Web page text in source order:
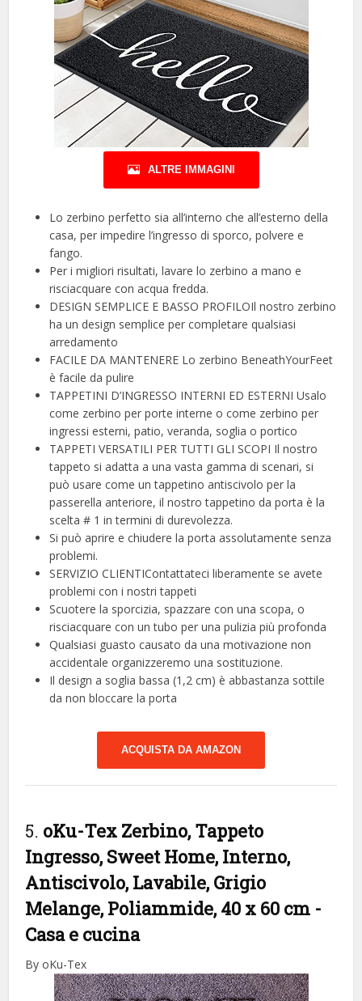
ALTRE IMMAGINI
Lo zerbino perfetto sia all’interno che all’esterno della
casa, per impedire l’ingresso di sporco, polvere e
fango.
Per i migliori risultati, lavare lo zerbino a mano e
risciacquare con acqua fredda.
DESIGN SEMPLICE E BASSO PROFILOIl nostro zerbino
ha un design semplice per completare qualsiasi
arredamento
FACILE DA MANTENERE Lo zerbino BeneathYourFeet
è facile da pulire
TAPPETINI D’INGRESSO INTERNI ED ESTERNI Usalo
come zerbino per porte interne o come zerbino per
ingressi esterni, patio, veranda, soglia o portico
TAPPETI VERSATILI PER TUTTI GLI SCOPI Il nostro
tappeto si adatta a una vasta gamma di scenari, si
può usare come un tappetino antiscivolo per la
passerella anteriore, il nostro tappetino da porta è la
scelta # 1 in termini di durevolezza.
Si può aprire e chiudere la porta assolutamente senza
problemi.
SERVIZIO CLIENTIContattateci liberamente se avete
problemi con i nostri tappeti
Scuotere la sporcizia, spazzare con una scopa, o
risciacquare con un tubo per una pulizia più profonda
Qualsiasi guasto causato da una motivazione non
accidentale organizzeremo una sostituzione.
Il design a soglia bassa (1,2 cm) è abbastanza sottile
da non bloccare la porta
ACQUISTA DA AMAZON
5. oKu-Tex Zerbino, Tappeto
Ingresso, Sweet Home, Interno,
Antiscivolo, Lavabile, Grigio
Melange, Poliammide, 40 x 60 cm -
Casa e cucina
By oKu-Tex